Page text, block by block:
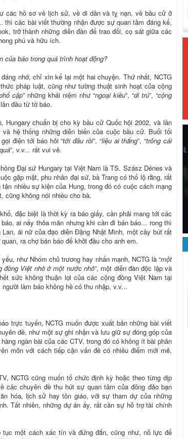
các hồ sơ về lịch sử, về di dân và tỵ nạn, về bầu cử ở
thì các bài viết thường nhận được sự quan tâm đáng kể,
trở thành những diễn đàn để trao đổi, cọ sát giữa các
phú và hữu ích.
báo trong quá trình hoạt động?
nhớ, chỉ xin kể lại một hai chuyện. Thứ nhất, NCTG
pháp luật, cũng như tường thuật sinh hoạt của cộng
cập” những khái niệm như “ngoại kiều”, “di trú”, “cộng
đầu từ tờ báo.
Hungary chuẩn bị cho kỳ bầu cử Quốc hội 2002, và lần
hệ thống những diễn biến của cuộc bầu cử. Buổi tối
điện tới báo hỏi “tới đâu rồi”, “liệu ai thắng”, “trông cái
”, v.v... rất vui vẻ.
Đại sứ Hungary tại Việt Nam là TS. Szász Dénes và
gặp mặt, phu nhân đại sứ, bà Trang có thổ lộ rằng, rất
nhiều sự kiện của Hung, trong đó có cuộc cách mạng
cũng không nói nhiều cho bà.
đặc biệt là thời kỳ ra báo giấy, cần phải mang tới các
ai nấy thỏa mãn nhưng khi cần đi bán báo... rong thì
ái nữ của đạo diễn Đặng Nhật Minh, một cây bút rất
ra chợ bán báo để khởi đầu cho anh em.
như Nhóm chủ trương hay nhấn mạnh, NCTG là “một
đồng Việt nhỏ ở một nước nhỏ”, một diễn đàn độc lập và
sức không thuận lợi của các cộng đồng Việt Nam tại
làm báo không hề có thu nhập, v.v...
trực tuyến, NCTG muốn được xuất bản những bài viết
đề, như một sự ghi nhận và lưu giữ sự đóng góp của
ngàn bài của các CTV, trong đó có không ít bài phân
môn với cách tiếp cận vấn đề có nhiều điểm mới mẻ,
NCTG cũng muốn tổ chức định kỳ hoặc theo từng dịp
các chuyên đề thu hút sự quan tâm của đông đảo bạn
hóa, lịch sử hay tôn giáo, với sự tham dự của những
Tất nhiên, những dự án ấy, rất cần sự hỗ trợ tài chính
tục một cách xác tín và đứng đắn, cũng như, nỗ lực để